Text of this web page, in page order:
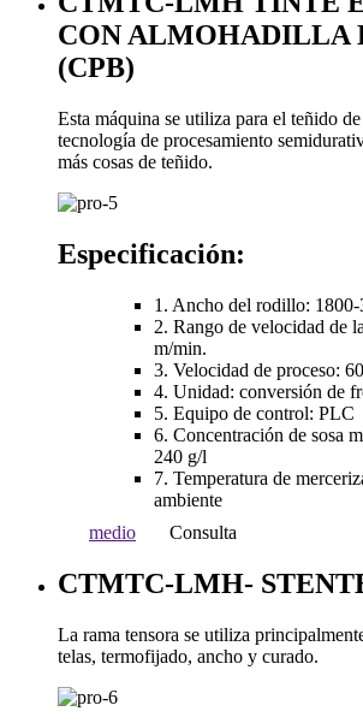
CON ALMOHADILLA
(CPB)
Esta máquina se utiliza para el teñido
tecnología de procesamiento
más cosas de teñido.
Especificación:
1. Ancho del rodillo:
2. Rango de velocidad de
m/min.
3. Velocidad de proceso:
4. Unidad: conversión de
5. Equipo de control: PLC
6. Concentración de sosa
240 g/l
7. Temperatura de
ambiente
medio
Consulta
CTMTC-LMH-
La rama tensora se utiliza
telas, termofijado, ancho y curado.